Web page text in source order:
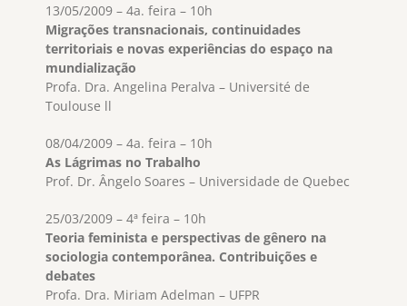
13/05/2009 – 4a. feira – 10h
Migrações transnacionais, continuidades
territoriais e novas experiências do espaço na
mundialização
Profa. Dra. Angelina Peralva – Université de
Toulouse ll
08/04/2009 – 4a. feira – 10h
As Lágrimas no Trabalho
Prof. Dr. Ângelo Soares – Universidade de Quebec
25/03/2009 – 4ª feira – 10h
Teoria feminista e perspectivas de gênero na
sociologia contemporânea. Contribuições e
debates
Profa. Dra. Miriam Adelman – UFPR